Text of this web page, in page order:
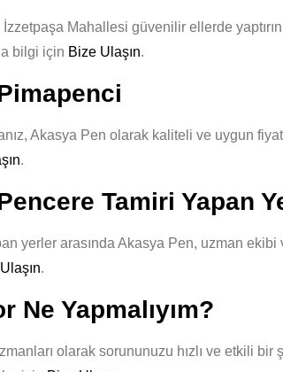
Mahallesi güvenilir ellerde
bilgi için Bize Ulaşın.
Akasya Pen olarak kaliteli ve uygun
.
Tamiri Yapan
yerler arasında Akasya Pen, uzman
.
Ne Yapmalıyım?
olarak sorununuzu hızlı ve etkili